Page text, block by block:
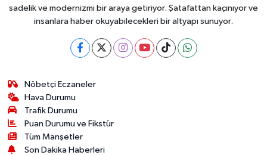
sadelik ve modernizmi bir araya getiriyor. Şatafattan kaçınıyor ve
insanlara haber okuyabilecekleri bir altyapı sunuyor.
Nöbetçi Eczaneler
Hava Durumu
Trafik Durumu
Puan Durumu ve Fikstür
Tüm Manşetler
Son Dakika Haberleri